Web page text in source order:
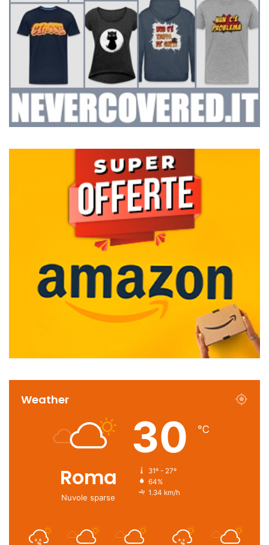
Weather
Roma
Nuvole sparse
30 ℃
31º - 27º
64%
1.34 km/h